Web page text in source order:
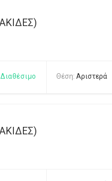
Διαθέσιμο Θέση: Αριστερά